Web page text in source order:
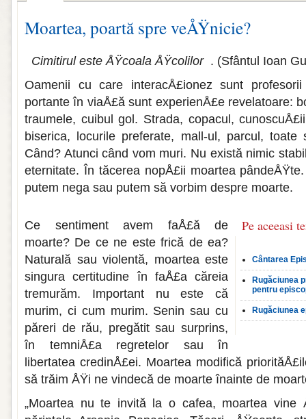
Moartea, poartă spre veÅŸnicie?
Cimitirul este ÅŸcoala ÅŸcolilor . (Sfântul Ioan
Oamenii cu care interacÅ£ionez sunt
portante în viaÅ£ă sunt experienÅ£e revelatoare:
traumele, cuibul gol. Strada, copacul,
biserica, locurile preferate, mall-ul, parcul, toate
Când? Atunci când vom muri. Nu există nimic
eternitate. În tăcerea nopÅ£ii moartea
putem nega sau putem să vor­bim despre moarte.
Pe aceeasi
Cântarea
Rugăciunea
pentru
Rugăciunea
Ce sentiment avem faÅ£ă de
moarte? De ce ne este frică de ea?
Naturală sau vi­olentă, moartea este
singura certitudine în faÅ£a căreia
tremurăm. Important nu este că
murim, ci cum murim. Senin sau cu
pă­reri de rău, pregătit sau surprins,
în temniÅ£a regretelor sau în
libertatea credinÅ£ei. Moartea modifică
să trăim ÅŸi ne vindecă de moarte înainte de
„Moartea nu te invită la o cafea, moar­tea vine